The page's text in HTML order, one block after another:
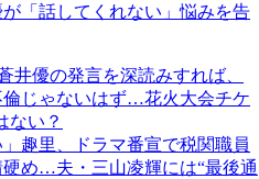
「話してくれない」悩みを告
井優の発言を深読みすれば、
じゃないはず…花火大会チケ
ない？
」趣里、ドラマ番宣で税関職員
め…夫・三山凌輝には“最後通